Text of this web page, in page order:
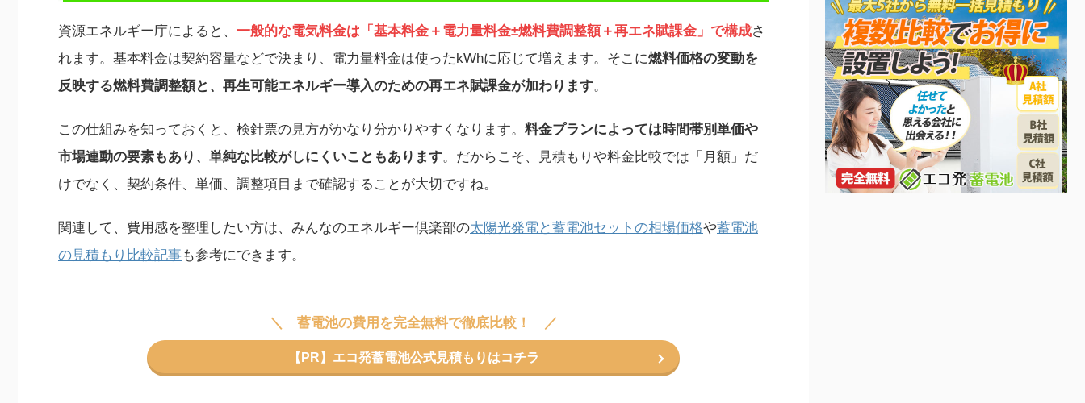
資源エネルギー庁によると、 一般的な電気料金は「基本料金＋電力量料金±燃料費調整額＋再エネ賦課金」で構成さ
れます。基本料金は契約容量などで決まり、電力量料金は使ったkWhに応じて増えます。そこに燃料価格の変動を
反映する燃料費調整額と、再生可能エネルギー導入のための再エネ賦課金が加わります。
この仕組みを知っておくと、検針票の見方がかなり分かりやすくなります。 料金プランによっては時間帯別単価や
市場連動の要素もあり、単純な比較がしにくいこともあります。だからこそ、見積もりや料金比較では「月額」だ
けでなく、契約条件、単価、調整項目まで確認することが大切ですね。
関連して、費用感を整理したい方は、みんなのエネルギー倶楽部の太陽光発電と蓄電池セットの相場価格や蓄電池
の見積もり比較記事も参考にできます。
蓄電池の費用を完全無料で徹底比較！
【PR】エコ発蓄電池公式見積もりはコチラ